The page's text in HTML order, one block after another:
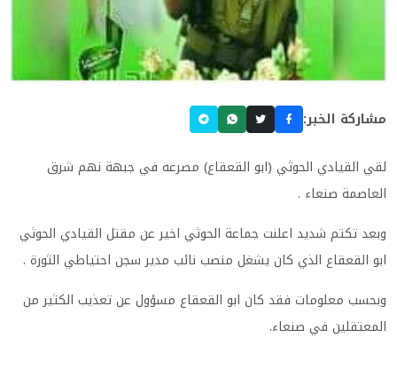
مشاركة الخبر:
لقي القيادي الحوثي (ابو القعقاع) مصرعه في جبهة نهم شرق
العاصمة صنعاء .
وبعد تكتم شديد اعلنت جماعة الحوثي اخير عن مقتل القيادي الحوثي
ابو القعقاع الذي كان يشغل منصب نائب مدير سجن احتياطي الثورة .
وبحسب معلومات فقد كان ابو القعقاع مسؤول عن تعذيب الكثير من
المعتقلين في صنعاء.